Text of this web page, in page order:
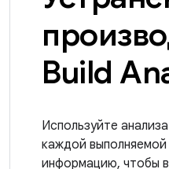
Build
Используйте
каждой
информацию, чтобы